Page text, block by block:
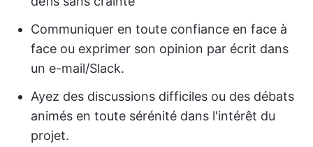
Communiquer en toute confiance en face à
face ou exprimer son opinion par écrit dans
un e-mail/Slack.
Ayez des discussions difficiles ou des débats
animés en toute sérénité dans l'intérêt du
projet.